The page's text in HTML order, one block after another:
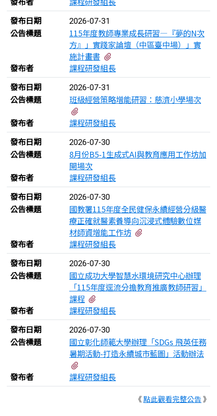
發布日期
2026-07-31
公告標題
115年度教師專業成長研習—『夢的N次
方』」實踐家論壇（中區臺中場）」實
施計畫書
發布者
課程研發組長
發布日期
2026-07-31
公告標題
班級經營策略增能研習：慈濟小學場次
發布者
課程研發組長
發布日期
2026-07-30
公告標題
8月份B5-1生成式AI與教育應用工作坊加
開場次
發布者
課程研發組長
發布日期
2026-07-30
公告標題
國教署115年度全民健保永續經營分級醫
療正確就醫素養導向沉浸式體驗數位媒
材師資增能工作坊
發布者
課程研發組長
發布日期
2026-07-30
公告標題
國立成功大學智慧水環境研究中心辦理
「115年度逕流分擔教育推廣教師研習」
課程
發布者
課程研發組長
發布日期
2026-07-30
公告標題
國立彰化師範大學辦理「SDGs 飛英任務
暑期活動-打造永續城市藍圖」活動辦法
發布者
課程研發組長
《點此觀看完整公告》